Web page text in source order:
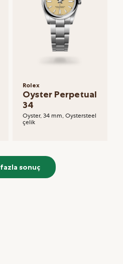
Rolex
Oyster Perpetual
34
Oyster, 34 mm, Oystersteel
çelik
sonuç